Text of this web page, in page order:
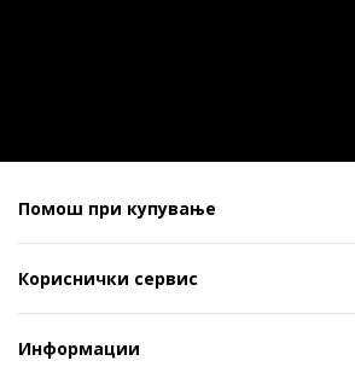
Помош при купување
Кориснички сервис
Информации